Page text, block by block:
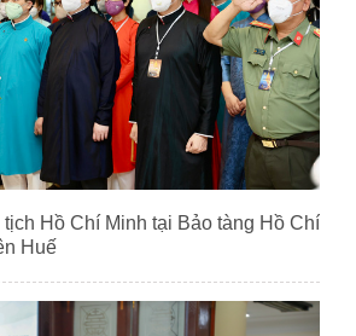
Hồ Chí Minh tại Bảo tàng Hồ Chí
Huế